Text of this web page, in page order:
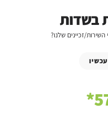
בשדות
זכיינים שלנו?